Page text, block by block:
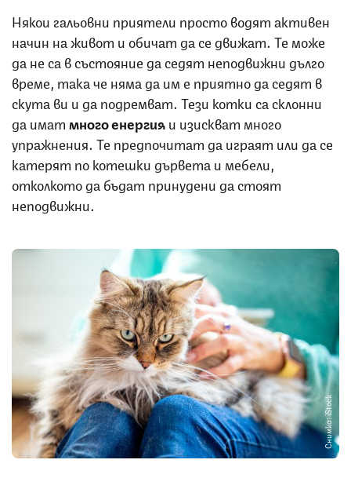
Някои гальовни приятели просто водят активен
начин на живот и обичат да се движат. Те може
да не са в състояние да седят неподвижни дълго
време, така че няма да им е приятно да седят в
скута ви и да подремват. Тези котки са склонни
да иматмного енергияи изискват много
упражнения. Те предпочитат да играят или да се
катерят по котешки дървета и мебели,
отколкото да бъдат принудени да стоят
неподвижни.
Снимка: iStock